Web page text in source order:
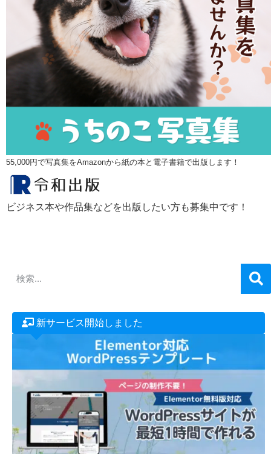
55,000円で写真集をAmazonから紙の本と電子書籍で出版します！
ビジネス本や作品集などを出版したい方も募集中です！
新サービス開始しました